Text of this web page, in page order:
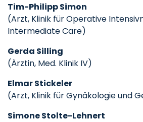
Tim-Philipp Simon
(Arzt, Klinik für Operative
Intermediate Care)
Gerda Silling
(Ärztin, Med. Klinik IV)
Elmar Stickeler
(Arzt, Klinik für Gynäkologie und
Simone Stolte-Lehnert